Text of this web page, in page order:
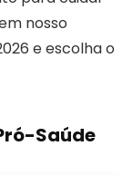
nosso
e escolha o
Saúde